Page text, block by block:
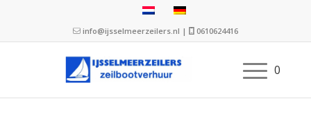
info@ijsselmeerzeilers.nl | 0610624416
0